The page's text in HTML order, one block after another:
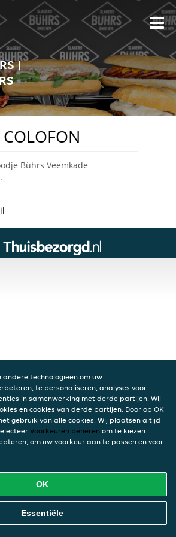
|
COLOFON
Bührs Veemkade
andere technologieën om uw
te personaliseren, analyses voor
in samenwerking met derde partijen. Wij
en cookies van derde partijen. Door op OK
gebruik van alle cookies. Wij plaatsen altijd
Voorkeuren beheren om te kiezen
om uw voorkeur aan te passen en voor
OK
Essentiële